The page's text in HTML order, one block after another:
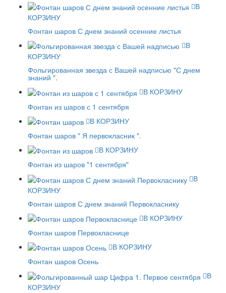
В
КОРЗИНУ
Фонтан шаров С днем знаний осенние листья
В
КОРЗИНУ
Фольгированная звезда с Вашей надписью "С днем
знаний ".
В КОРЗИНУ
Фонтан из шаров с 1 сентября
В КОРЗИНУ
Фонтан шаров " Я первокласник ".
В КОРЗИНУ
Фонтан из шаров "1 сентября"
В
КОРЗИНУ
Фонтан шаров С днем знаний Первокласнику
В КОРЗИНУ
Фонтан шаров Первокласнице
В КОРЗИНУ
Фонтан шаров Осень
В
КОРЗИНУ